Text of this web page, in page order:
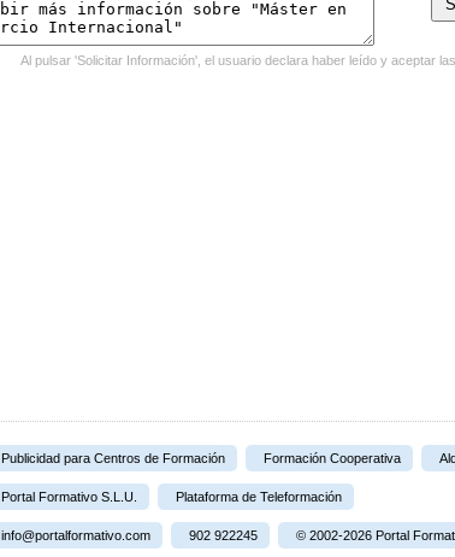
Al pulsar 'Solicitar Información', el usuario declara haber leído y aceptar las
Publicidad para Centros de Formación Formación Cooperativa
Portal Formativo S.L.U. Plataforma de Teleformación
info@portalformativo.com 902 922245 © 2002-2026 Portal